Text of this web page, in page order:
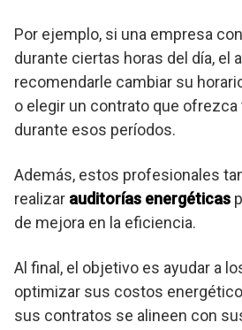
Por ejemplo, si una empresa
durante ciertas horas del día, el
recomendarle cambiar su
o elegir un contrato que
durante esos períodos.
Además, estos profesionales
realizar auditorías energéticas
de mejora en la eficiencia.
Al final, el objetivo es ayudar a
optimizar sus costos
sus contratos se alineen con